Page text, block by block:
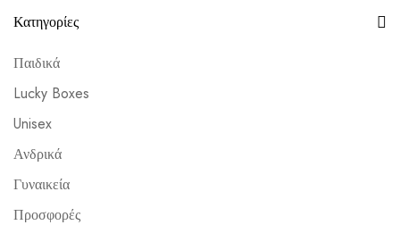
Κατηγορίες
Παιδικά
Lucky Boxes
Unisex
Ανδρικά
Γυναικεία
Προσφορές